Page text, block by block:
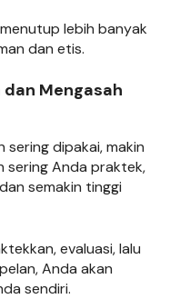
lebih banyak
dan etis.
Mengasah
dipakai, makin
sering Anda praktek,
semakin tinggi
evaluasi, lalu
Anda akan
sendiri.